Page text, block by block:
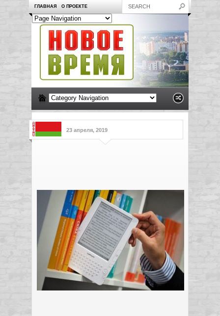
ГЛАВНАЯ О ПРОЕКТЕ
23 апреля, 2019